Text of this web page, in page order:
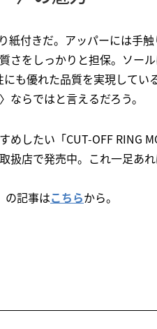
紙付きだ。アッパーには手
さをしっかりと担保。ソー
も優れた品質を実現してい
らではと言えるだろう。
したい「CUT-OFF RING
扱店で発売中。これ一足あ
の記事はこちらから。